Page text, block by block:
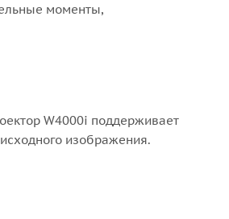
моменты,
W4000i поддерживает
изображения.